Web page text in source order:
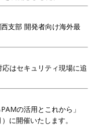
支部 開発者向け海外最
はセキュリティ現場に追
の活用とこれから」
に開催いたします。